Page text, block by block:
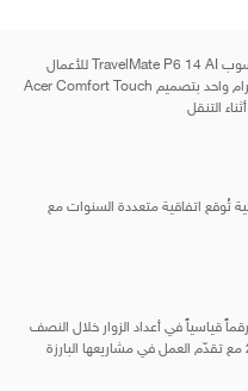
آيسر تكشف عن حاسوب TravelMate P6 14 AI للأعمال
بوزن يقل عن كيلوغرام واحد بتصميم Acer Comfort Touch
التنقل
تُوقع اتفاقية متعددة السنوات مع
قياسياً في أعداد الزوار خلال النصف